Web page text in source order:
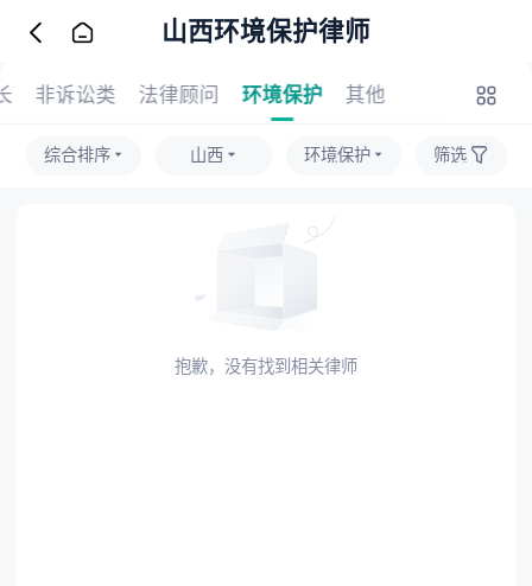
山西环境保护律师
非诉讼类 法律顾问 环境保护 其他
综合排序 山西 环境保护 筛选
抱歉，没有找到相关律师